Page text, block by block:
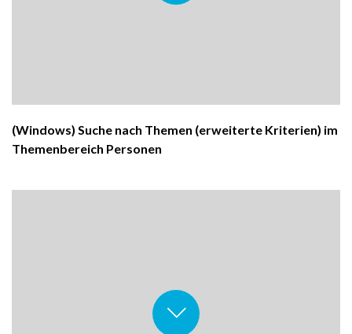
(Windows) Suche nach Themen (erweiterte Kriterien) im
Themenbereich Personen